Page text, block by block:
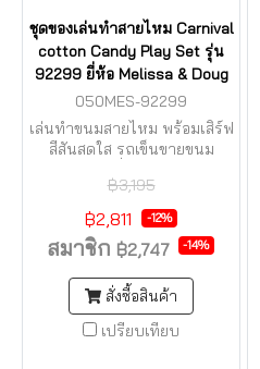
ชุดของเล่นทำสายไหม Carnival
cotton Candy Play Set รุ่น
92299 ยี่ห้อ Melissa & Doug
050MES-92299
เล่นทำขนมสายไหม พร้อมเสิร์ฟ
สีสันสดใส รถเข็นขายขนม
เพียบ!
฿3,195
฿2,811 -12%
สมาชิก ฿2,747 -14%
สั่งซื้อสินค้า
เปรียบเทียบ